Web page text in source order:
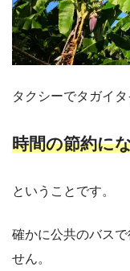
タクシーでタガイ
時間の節約に
ということです。
確かに公共のバス
せん。